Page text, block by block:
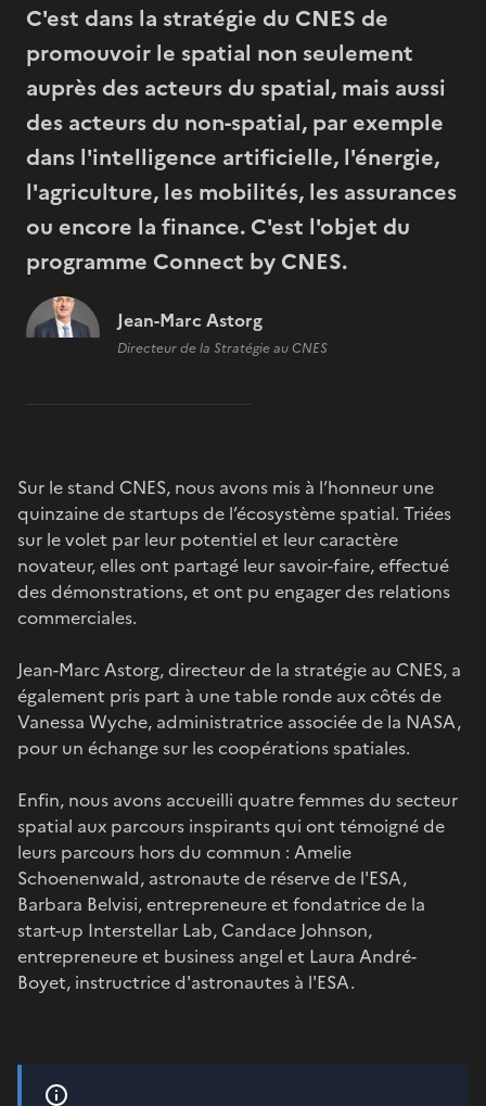
C'est dans la stratégie du CNES de
promouvoir le spatial non seulement
auprès des acteurs du spatial, mais aussi
des acteurs du non-spatial, par exemple
dans l'intelligence artificielle, l'énergie,
l'agriculture, les mobilités, les assurances
ou encore la finance. C'est l'objet du
programme Connect by CNES.
Jean-Marc Astorg
Directeur de la Stratégie au CNES
Sur le stand CNES, nous avons mis à l’honneur une
quinzaine de startups de l’écosystème spatial. Triées
sur le volet par leur potentiel et leur caractère
novateur, elles ont partagé leur savoir-faire, effectué
des démonstrations, et ont pu engager des relations
commerciales.
Jean-Marc Astorg, directeur de la stratégie au CNES, a
également pris part à une table ronde aux côtés de
Vanessa Wyche, administratrice associée de la NASA,
pour un échange sur les coopérations spatiales.
Enfin, nous avons accueilli quatre femmes du secteur
spatial aux parcours inspirants qui ont témoigné de
leurs parcours hors du commun : Amelie
Schoenenwald, astronaute de réserve de l'ESA,
Barbara Belvisi, entrepreneure et fondatrice de la
start-up Interstellar Lab, Candace Johnson,
entrepreneure et business angel et Laura André-
Boyet, instructrice d'astronautes à l'ESA.